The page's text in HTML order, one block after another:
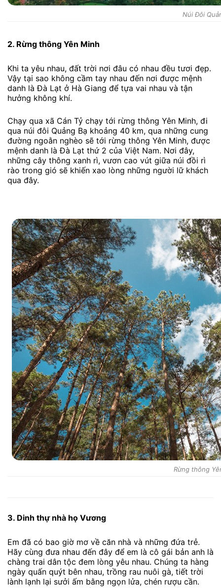
Núi Đôi
2. Rừng thông Yên Minh
Khi ta yêu nhau, đất trời nơi đâu có nhau đều tươi đẹp.
Vậy tại sao không cầm tay nhau đến nơi được mệnh
danh là Đà Lạt ở Hà Giang để tựa vai nhau và tận
hưởng không khí.
Chạy qua xã Cán Tỷ chạy tới rừng thông Yên Minh, đi
qua núi đôi Quảng Bạ khoảng 40 km, qua những cung
đường ngoằn nghèo sẽ tới rừng thông Yên Minh, được
mệnh danh là Đà Lạt thứ 2 của Việt Nam. Nơi đây,
những cây thông xanh rì, vươn cao vút giữa núi đồi rì
rào trong gió sẽ khiến xao lòng những người lữ khách
qua đây.
Rừng thông
3. Dinh thự nhà họ Vương
Em đã có bao giờ mơ về căn nhà và những đứa trẻ.
Hãy cùng đưa nhau đến đây để em là cô gái bản anh là
chàng trai dân tộc đem lòng yêu nhau. Chúng ta hàng
ngày quấn quýt bên nhau, trồng rau nuôi gà, tiết trời
lành lạnh lại sưởi ấm bằng ngọn lửa, chén rượu cần.